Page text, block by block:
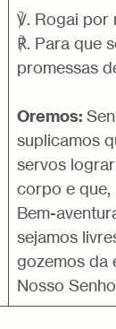
℣. Rogai por
℟. Para que
promessas
Oremos:
suplicamos
servos
corpo e que,
Bem-
sejamos
gozemos da
Nosso